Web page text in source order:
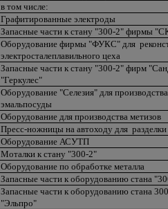
в том числе:
Графитированные электроды
Запасные части к стану "300-2" фирмы
Оборудование фирмы "ФУКС" для
электросталеплавильного цеха
Запасные части к стану "300-2" фирм
"Геркулес"
Оборудование "Селезия" для производства
эмальпосуды
Оборудование для производства метизов
Пресс-ножницы на автоходу для
Оборудование АСУТП
Моталки к стану "300-2"
Оборудование по обработке металла
Запасные части к оборудованию стана
Запасные части к оборудованию стана
"Эльпро"